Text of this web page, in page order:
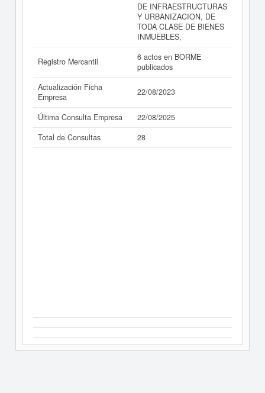
DE INFRAESTRUCTURAS
Y URBANIZACION, DE
TODA CLASE DE BIENES
INMUEBLES,
Registro Mercantil
6 actos en BORME
publicados
Actualización Ficha
Empresa
22/08/2023
Última Consulta Empresa
22/08/2025
Total de Consultas
28